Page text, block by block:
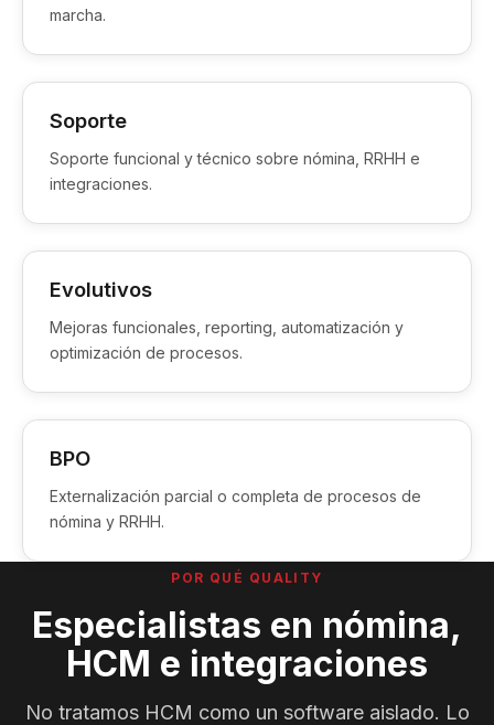
marcha.
Soporte
Soporte funcional y técnico sobre nómina, RRHH e
integraciones.
Evolutivos
Mejoras funcionales, reporting, automatización y
optimización de procesos.
BPO
Externalización parcial o completa de procesos de
nómina y RRHH.
POR QUÉ QUALITY
Especialistas en nómina,
HCM e integraciones
No tratamos HCM como un software aislado. Lo